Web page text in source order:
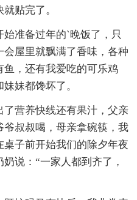
贴完了。
准备过年的`晚饭了，只
会屋里就飘满了香味，各种
，还有我爱吃的可乐鸡
妹都馋坏了。
营养快线还有果汁，父亲
叔叔喝，母亲拿碗筷，我
子前开始我们的除夕年夜
说：“一家人都到齐了，